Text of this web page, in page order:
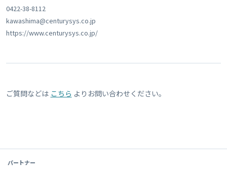
0422-38-8112
kawashima@centurysys.co.jp
https://www.centurysys.co.jp/
ご質問などは こちら よりお問い合わせください。
パートナー